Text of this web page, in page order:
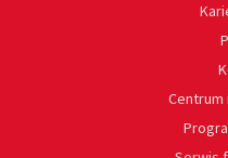
Centrum